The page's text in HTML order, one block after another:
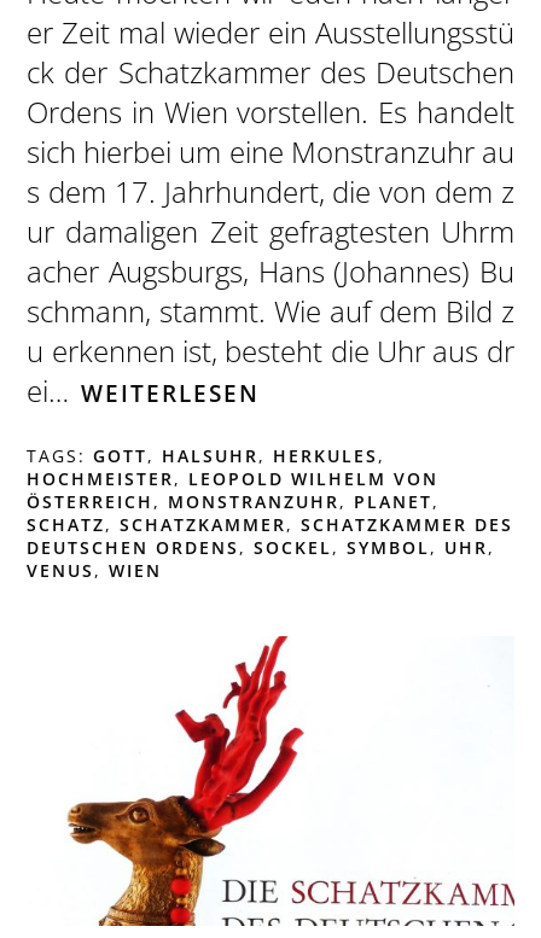
er Zeit mal wieder ein Ausstellungsstü
ck der Schatzkammer des Deutschen
Ordens in Wien vorstellen. Es handelt
sich hierbei um eine Monstranzuhr au
s dem 17. Jahrhundert, die von dem z
ur damaligen Zeit gefragtesten Uhrm
acher Augsburgs, Hans (Johannes) Bu
schmann, stammt. Wie auf dem Bild z
u erkennen ist, besteht die Uhr aus dr
ei… WEITERLESEN
TAGS:GOTT, HALSUHR, HERKULES ,
HOCHMEISTER, LEOPOLD WILHELM VON
ÖSTERREICH , MONSTRANZUHR, PLANET,
SCHATZ,SCHATZKAMMER,SCHATZKAMMER DES
DEUTSCHEN ORDENS ,SOCKEL,SYMBOL, UHR,
VENUS ,WIEN